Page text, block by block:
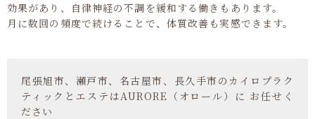
効果があり、自律神経の不調を緩和する働きもあります。
月に数回の頻度で続けることで、体質改善も実感できます。
尾張旭市、瀬戸市、名古屋市、長久手市のカイロプラク
ティックとエステはAURORE（オロール）に お任せく
ださい